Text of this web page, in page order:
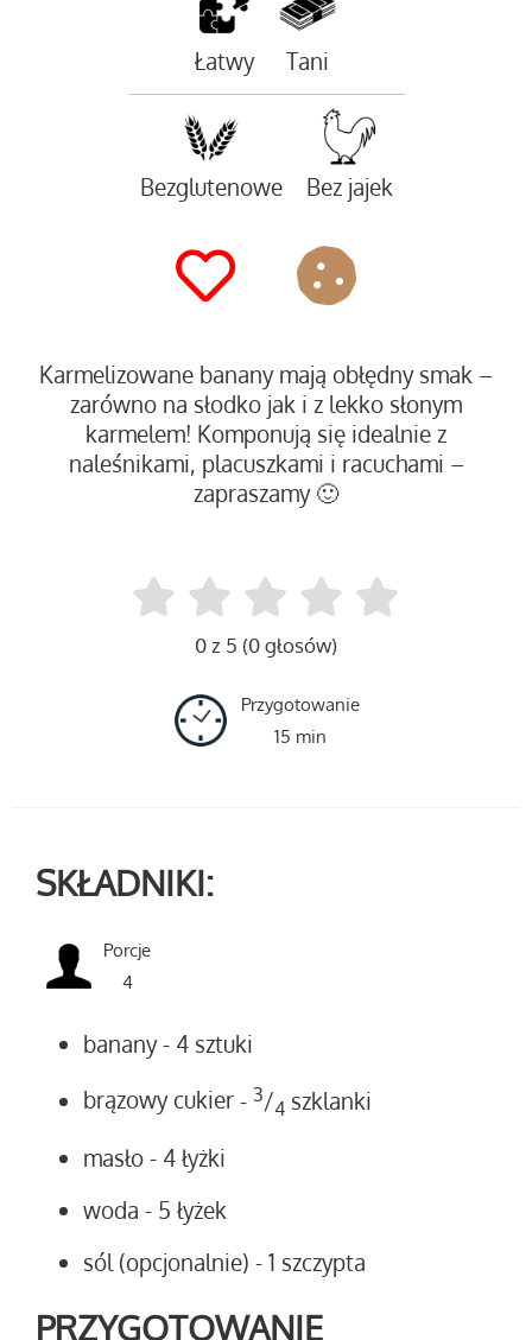
Łatwy Tani
Bezglutenowe Bez jajek
Karmelizowane banany mają obłędny smak –
zarówno na słodko jak i z lekko słonym
karmelem! Komponują się idealnie z
naleśnikami, placuszkami i racuchami –
zapraszamy 🙂
0 z 5 (0 głosów)
Przygotowanie
15 min
SKŁADNIKI:
Porcje
4
banany- 4 sztuki
brązowy cukier - 3/4 szklanki
masło - 4 łyżki
woda - 5 łyżek
sól (opcjonalnie) - 1 szczypta
PRZYGOTOWANIE